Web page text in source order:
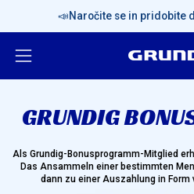
vsebino
📣Naročite se in pridobite
Odpri
GRUNDIG
Als Grundig-Bonusprogramm-Mitglied
Das Ansammeln einer bestimmten
dann zu einer Auszahlung in Form